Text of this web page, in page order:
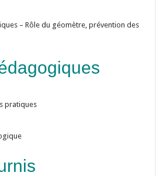
– Rôle du géomètre, prévention des
pratiques